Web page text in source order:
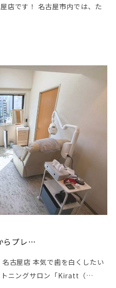
店です！ 名古屋市内では、た
らプレ…
古屋店 本気で歯を白くしたい
トニングサロン「Kiratt（…